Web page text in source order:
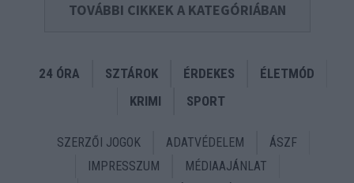
TOVÁBBI CIKKEK A KATEGÓRIÁBAN
24 ÓRA SZTÁROK ÉRDEKES
ÉLETMÓD
KRIMI
SPORT
SZERZŐI JOGOK ADATVÉDELEM
ÁSZF
IMPRESSZUM
MÉDIAAJÁNLAT